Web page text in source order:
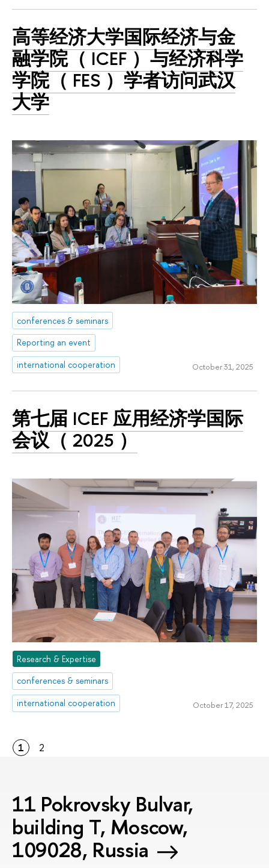
高等经济大学国际经济与金
融学院（ ICEF ）与经济科学
学院（ FES ）学者访问武汉
大学
conferences & seminars
Reporting an event
international cooperation
October 31, 2025
第七届 ICEF 应用经济学国际
会议（ 2025 ）
Research & Expertise
conferences & seminars
international cooperation
October 17, 2025
1 2
11 Pokrovsky Bulvar,
building T, Moscow,
109028, Russia